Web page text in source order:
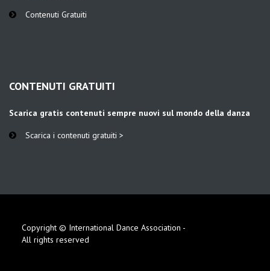
Contenuti Gratuiti
CONTENUTI GRATUITI
Scarica gratis contenuti sempre nuovi sul mondo della danza
Scarica i contenuti gratuiti >
Copyright © International Dance Association -
All rights reserved